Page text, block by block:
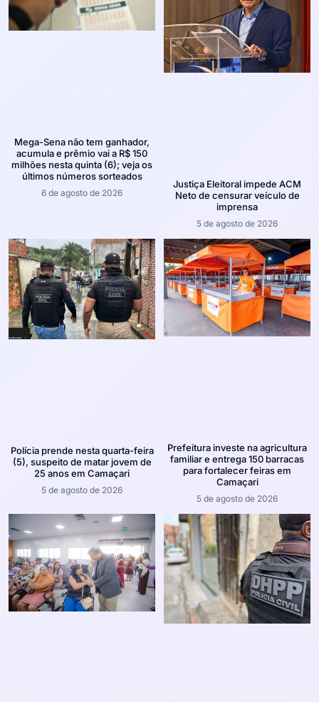
Mega-Sena não tem ganhador,
acumula e prêmio vai a R$ 150
milhões nesta quinta (6); veja os
últimos números sorteados
6 de agosto de 2026
Justiça Eleitoral impede ACM
Neto de censurar veículo de
imprensa
5 de agosto de 2026
Polícia prende nesta quarta-feira
(5), suspeito de matar jovem de
25 anos em Camaçari
5 de agosto de 2026
Prefeitura investe na agricultura
familiar e entrega 150 barracas
para fortalecer feiras em
Camaçari
5 de agosto de 2026